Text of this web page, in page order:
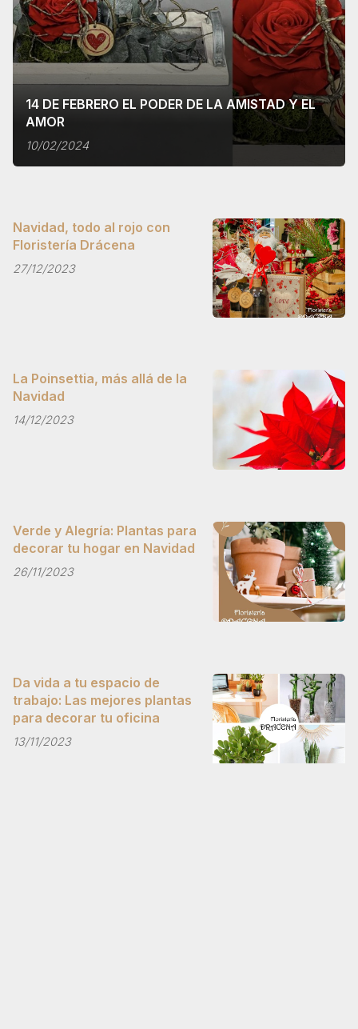
14 DE FEBRERO EL PODER DE LA AMISTAD Y EL
AMOR
10/02/2024
Navidad, todo al rojo con
Floristería Drácena
27/12/2023
La Poinsettia, más allá de la
Navidad
14/12/2023
Verde y Alegría: Plantas para
decorar tu hogar en Navidad
26/11/2023
Da vida a tu espacio de
trabajo: Las mejores plantas
para decorar tu oficina
13/11/2023